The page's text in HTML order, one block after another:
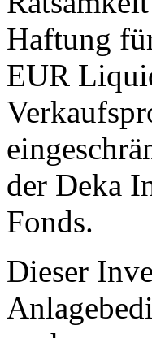
Haftung
EUR
der Deka
Fonds.
Dieser